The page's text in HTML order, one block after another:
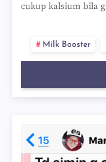
cukup kalsium bila
Milk Booster